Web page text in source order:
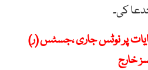
کی۔
پر نوٹس جاری ،جسٹس (ر)
خارج